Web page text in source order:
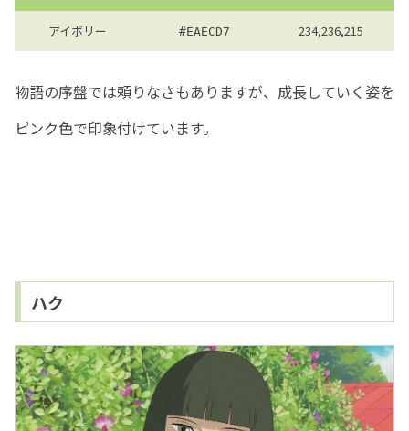
アイボリー #EAECD7 234,236,215
物語の序盤では頼りなさもありますが、成長していく姿を
ピンク色で印象付けています。
ハク